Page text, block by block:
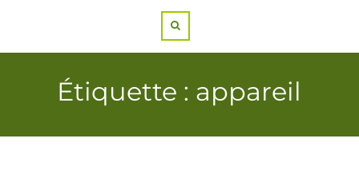
Étiquette : appareil